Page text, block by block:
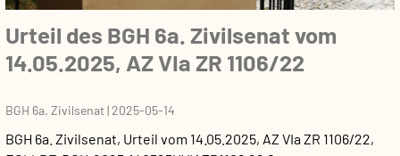
Urteil des BGH 6a. Zivilsenat vom
14.05.2025, AZ VIa ZR 1106/22
BGH 6a. Zivilsenat|2025-05-14
BGH 6a. Zivilsenat, Urteil vom 14.05.2025, AZ VIa ZR 1106/22,